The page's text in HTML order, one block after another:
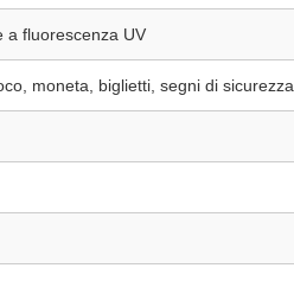
a fluorescenza UV
moneta, biglietti, segni di sicurezza